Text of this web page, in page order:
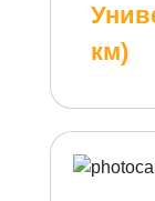
км)